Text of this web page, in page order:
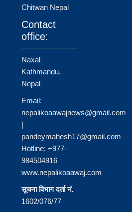
Chitwan Nepal
Contact
office:
Naxal
Kathmandu,
Nepal
Email:
nepalikoaawajnews@gmail.com
|
pandeymahesh17@gmail.com
Hotline: +977-
984504916
www.nepalikoaawaj.com
सूचना विभाग दर्ता नं.
1602/076/77